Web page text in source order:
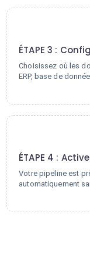
ÉTAPE 3 :
Choisissez où les
ERP, base de
ÉTAPE 4 :
Votre pipeline est
automatiquement